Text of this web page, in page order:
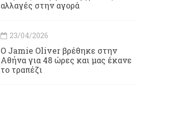
αλλαγές στην αγορά
23/04/2026
Ο Jamie Oliver βρέθηκε στην
Αθήνα για 48 ώρες και μας έκανε
το τραπέζι